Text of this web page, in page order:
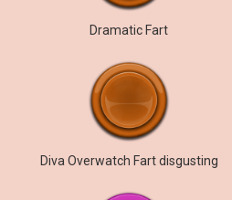
Dramatic Fart
Diva Overwatch Fart disgusting